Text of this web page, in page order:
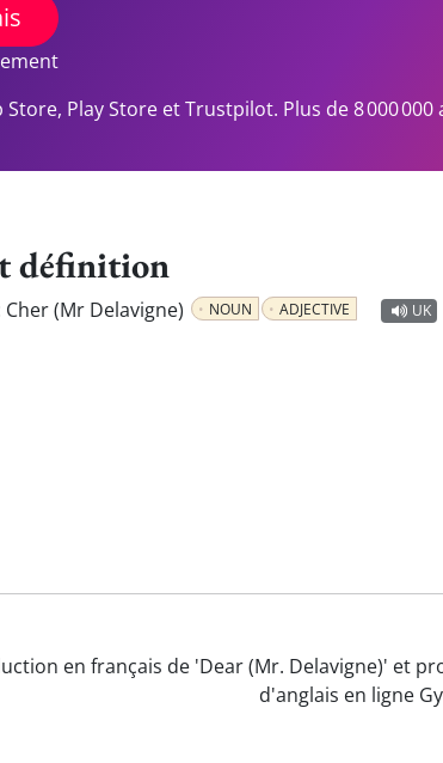
Store, Play Store et Trustpilot. Plus de 8 000
définition
Cher (Mr Delavigne) NOUN ADJECTIVE UK
en français de 'Dear (Mr. Delavigne)' et
d'anglais en ligne